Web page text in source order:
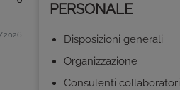
PERSONALE
Disposizioni generali
Organizzazione
Consulenti collaboratori